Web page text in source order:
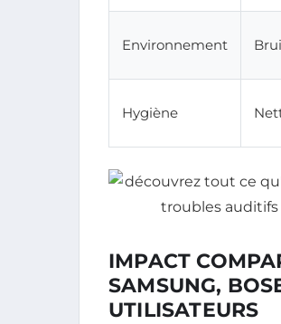
Environnement
Hygiène
IMPACT
SAMSUNG,
UTILISATEURS